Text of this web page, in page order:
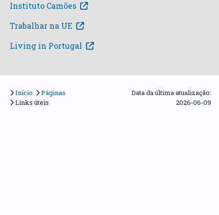
Instituto Camões
Trabalhar na UE
Living in Portugal
Início
Páginas
Links úteis
Data da última atualização:
2026-06-09